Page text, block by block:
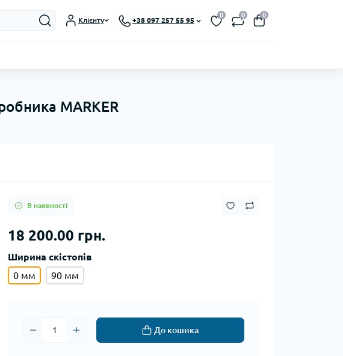
Клієнту +38 097 257 55 95
0 0 0
MARKER
В наявності
18 200.00 грн.
Ширина скістопів
0 мм
90 мм
До кошика